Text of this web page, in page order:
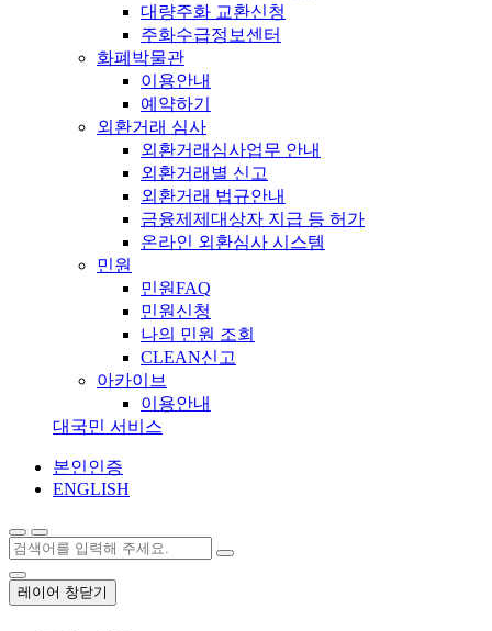
대량주화 교환신청
주화수급정보센터
화폐박물관
이용안내
예약하기
외환거래 심사
외환거래심사업무 안내
외환거래별 신고
외환거래 법규안내
금융제제대상자 지급 등 허가
온라인 외환심사 시스템
민원
민원FAQ
민원신청
나의 민원 조회
CLEAN신고
아카이브
이용안내
대국민 서비스
본인인증
ENGLISH
레이어 창닫기